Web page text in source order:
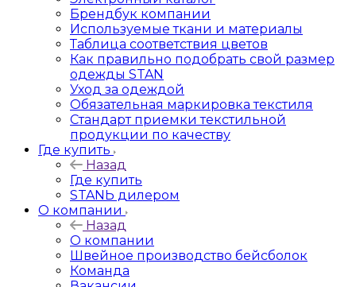
Брендбук компании
Используемые ткани и материалы
Таблица соответствия цветов
Как правильно подобрать свой размер
одежды STAN
Уход за одеждой
Обязательная маркировка текстиля
Стандарт приемки текстильной
продукции по качеству
Где купить
Назад
Где купить
STANЬ дилером
О компании
Назад
О компании
Швейное производство бейсболок
Команда